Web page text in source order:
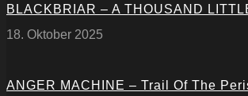
BLACKBRIAR – A THOUSAND
18. Oktober 2025
ANGER MACHINE – Trail Of The